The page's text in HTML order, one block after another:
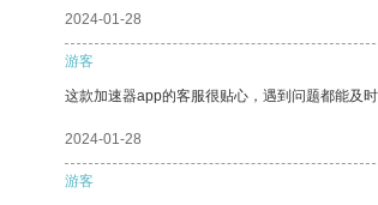
2024-01-28
游客
这款加速器app的客服很贴心，遇到问题都能及
2024-01-28
游客